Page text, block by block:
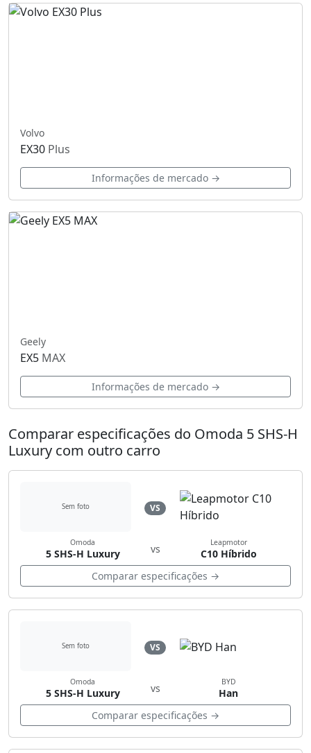
Volvo
EX30 Plus
Informações de mercado →
Geely
EX5 MAX
Informações de mercado →
Comparar especificações do Omoda 5 SHS-H
Luxury com outro carro
Sem foto VS
Omoda
5 SHS-H Luxury vs Leapmotor
C10 Híbrido
Comparar especificações →
Sem foto VS
Omoda
5 SHS-H Luxury vs BYD
Han
Comparar especificações →